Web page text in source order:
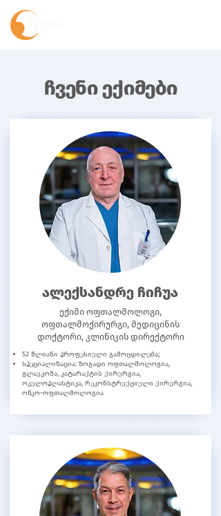
ჩვენი ექიმები
ალექსანდრე ჩიჩუა
ექიმი ოფთალმოლოგი,
ოფთალმოქირურგი, მედიცინის
დოქტორი, კლინიკის დირექტორი
52 წლიანი პროფესიული გამოცდილება;
სპეციალიზაცია: ზოგადი ოფთალმოლოგია,
გლაუკომა, კატარაქტის ქირურგია,
ოკულოპლასტიკა, რეკონსტრუქციული ქირურგია,
ონკო-ოფთალმოლოგია